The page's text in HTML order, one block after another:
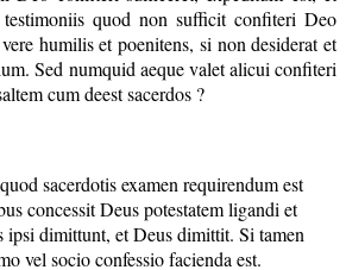
testimoniis quod non sufficit confiteri Deo
humilis et poenitens, si non desiderat et
Sed numquid aeque valet alicui confiteri
cum deest sacerdos ?
sacerdotis examen requirendum est
concessit Deus potestatem ligandi et
ipsi dimittunt, et Deus dimittit. Si tamen
vel socio confessio facienda est.